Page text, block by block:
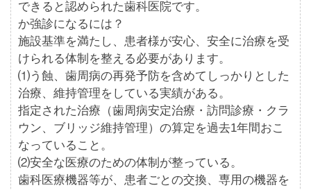
できると認められた歯科医院です。
か強診になるには？
施設基準を満たし、患者様が安心、安全に治療を受
けられる体制を整える必要があります。
⑴う蝕、歯周病の再発予防を含めてしっかりとした
治療、維持管理をしている実績がある。
指定された治療（歯周病安定治療・訪問診療・クラ
ウン、ブリッジ維持管理）の算定を過去1年間おこ
なっていること。
⑵安全な医療のための体制が整っている。
歯科医療機器等が、患者ごとの交換、専用の機器を